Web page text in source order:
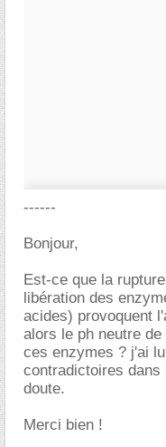
------
Bonjour,
Est-ce que la
libération des
acides) provoquent
alors le ph neutre
ces enzymes ? j'ai
contradictoires
doute.
Merci bien !